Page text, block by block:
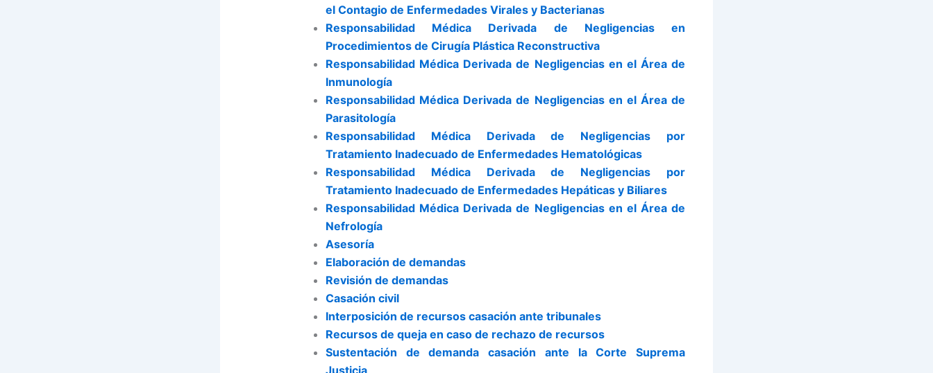
el Contagio de Enfermedades Virales y Bacterianas
Responsabilidad Médica Derivada de Negligencias en
Procedimientos de Cirugía Plástica Reconstructiva
Responsabilidad Médica Derivada de Negligencias en el Área de
Inmunología
Responsabilidad Médica Derivada de Negligencias en el Área de
Parasitología
Responsabilidad Médica Derivada de Negligencias por
Tratamiento Inadecuado de Enfermedades Hematológicas
Responsabilidad Médica Derivada de Negligencias por
Tratamiento Inadecuado de Enfermedades Hepáticas y Biliares
Responsabilidad Médica Derivada de Negligencias en el Área de
Nefrología
Asesoría
Elaboración de demandas
Revisión de demandas
Casación civil
Interposición de recursos casación ante tribunales
Recursos de queja en caso de rechazo de recursos
Sustentación de demanda casación ante la Corte Suprema
Justicia